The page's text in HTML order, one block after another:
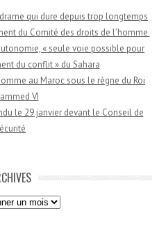
qui dure depuis trop longtemps
du Comité des droits de l’homme
« seule voie possible pour
du conflit » du Sahara
au Maroc sous le règne du Roi
VI
le 29 janvier devant le Conseil de